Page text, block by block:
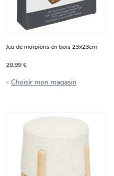
Jeu de morpions en bois 23x23cm
29,99 €
Choisir mon magasin